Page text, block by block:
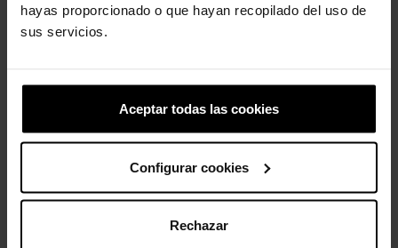
hayas proporcionado o que hayan recopilado del uso de
sus servicios.
Aceptar todas las cookies
Configurar cookies
Rechazar
Los clientes que compraron este
producto también han comprado: